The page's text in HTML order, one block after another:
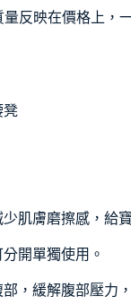
反映在價格上
肌膚磨擦感，給
開單獨使用。
，緩解腹部壓力